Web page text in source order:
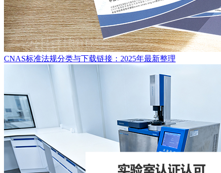
CNAS标准法规分类与下载链接：2025年最新整理